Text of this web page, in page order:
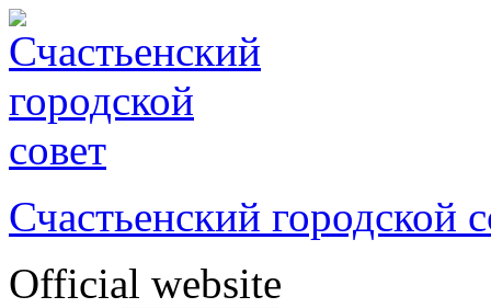
Счастьенский городской
Official website